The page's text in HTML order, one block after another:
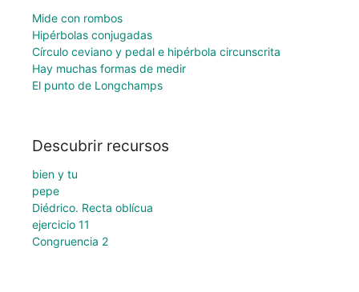
Mide con rombos
Hipérbolas conjugadas
Círculo ceviano y pedal e hipérbola circunscrita
Hay muchas formas de medir
El punto de Longchamps
Descubrir recursos
bien y tu
pepe
Diédrico. Recta oblícua
ejercicio 11
Congruencia 2